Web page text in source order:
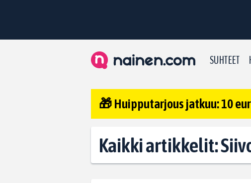
SUHTEET
🎁 Huipputarjous jatkuu: 10
Kaikki artikkelit: